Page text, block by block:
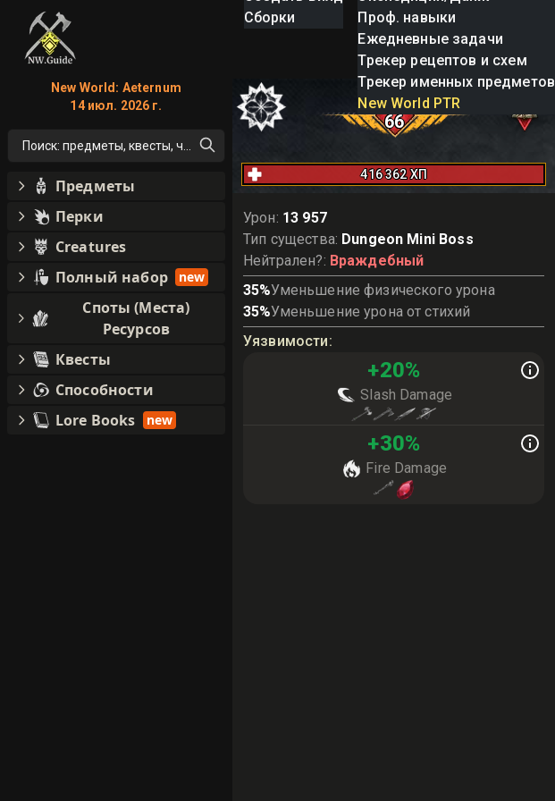
Сборки
Проф. навыки
Ежедневные задачи
Трекер рецептов и схем
Трекер именных предметов
New World PTR
Taxodius
66
416 362ХП
Урон: 13 957
Тип существа: Dungeon Mini Boss
Нейтрален?: Враждебный
35%Уменьшение физического урона
35%Уменьшение урона от стихий
Уязвимости:
+20%
Slash Damage
+30%
Fire Damage
New World: Aeternum
14 июл. 2026 г.
Поиск: предметы, квесты, что угодно!
Предметы
Перки
Creatures
Полный набор
new
Споты (Места)
Ресурсов
Квесты
Способности
Lore Books
new